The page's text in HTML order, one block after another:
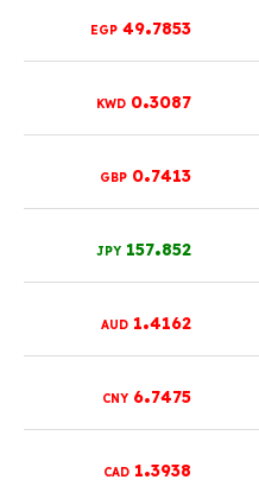
49.7853
EGP
0.3087
KWD
0.7413
GBP
157.852
JPY
1.4162
AUD
6.7475
CNY
1.3938
CAD